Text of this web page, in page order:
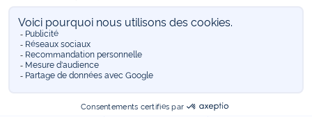
transmettre. Pour bien s'équiper pour la
rentrée
besoins des écoles, retrouvez unecollection uniforme
marine, gris, bleu ciel, beige et blanc pour habiller les enfants de la tête
aux pieds. Retrouvez les recommandations Jacadi pour
belles matières. Réservez en ligne, achetez en boutique avec la
réservation. Retrouvez les réponses à vos questions dans les
Collect.